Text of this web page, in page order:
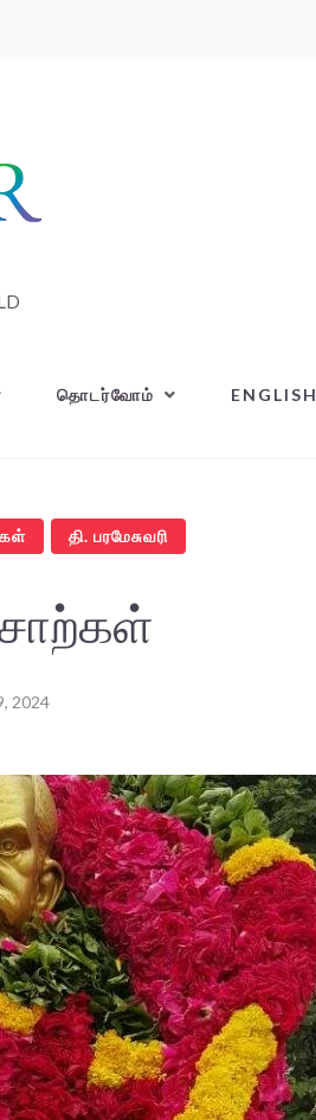
தொடர்வோம் ENGLISH
தி. பரமேசுவரி
சொற்கள்
2024